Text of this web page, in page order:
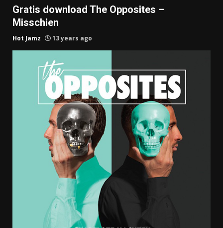
Gratis download The Opposites –
Misschien
Hot Jamz 13 years ago